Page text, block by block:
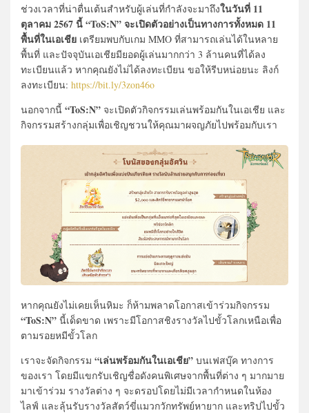
ช่วงเวลาที่น่าตื่นเต้นสำหรับผู้เล่นที่กำลังจะมาถึงในวันที่ 11
ตุลาคม 2567 นี้ “ToS:N” จะเปิดตัวอย่างเป็นทางการทั้งหมด 11
พื้นที่ในเอเชีย เตรียมพบกับเกม MMO ที่สามารถเล่นได้ในหลาย
พื้นที่ และปัจจุบันเอเชียมียอดผู้เล่นมากกว่า 3 ล้านคนที่ได้ลง
ทะเบียนแล้ว หากคุณยังไม่ได้ลงทะเบียน ขอให้รีบหน่อยนะ ลิงก์
ลงทะเบียน: https://bit.ly/3zon46o
นอกจากนี้ “ToS:N” จะเปิดตัวกิจกรรมเล่นพร้อมกันในเอเชีย และ
กิจกรรมสร้างกลุ่มเพื่อเชิญชวนให้คุณมาผจญภัยไปพร้อมกับเรา
หากคุณยังไม่เคยเห็นหิมะ ก็ห้ามพลาดโอกาสเข้าร่วมกิจกรรม
“ToS:N” นี้เด็ดขาด เพราะมีโอกาสชิงรางวัลไปขั้วโลกเหนือเพื่อ
ตามรอยหมีขั้วโลก
เราจะจัดกิจกรรม “เล่นพร้อมกันในเอเชีย” บนเฟสบุ๊ค ทางการ
ของเรา โดยมีแขกรับเชิญชื่อดังคนพิเศษจากพื้นที่ต่าง ๆ มากมาย
มาเข้าร่วม รางวัลต่าง ๆ จะดรอปโดยไม่มีเวลากำหนดในห้อง
ไลฟ์ และลุ้นรับรางวัลสัตว์ขี่แมวกวักทรัพย์หายาก และทริปไปขั้ว